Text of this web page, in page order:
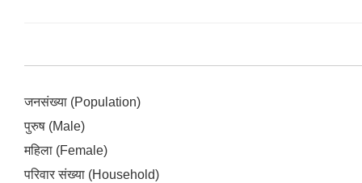
जनसंख्या (Population)
पुरुष (Male)
महिला (Female)
परिवार संख्या (Household)